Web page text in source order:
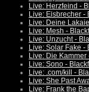
Live: Herzfeind -
Live: Eisbrecher -
Live: Deine
Live: Mesh -
Live: Unzucht -
Live: Solar Fake
Live: Die
Live: Sono -
Live: .com/kill -
Live: She Past
Live: Frank the